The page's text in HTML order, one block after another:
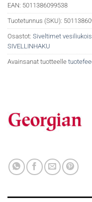
EAN: 5011386099538
Tuotetunnus (SKU):
Osastot: Siveltimet
SIVELLINHAKU
Avainsanat tuotteelle